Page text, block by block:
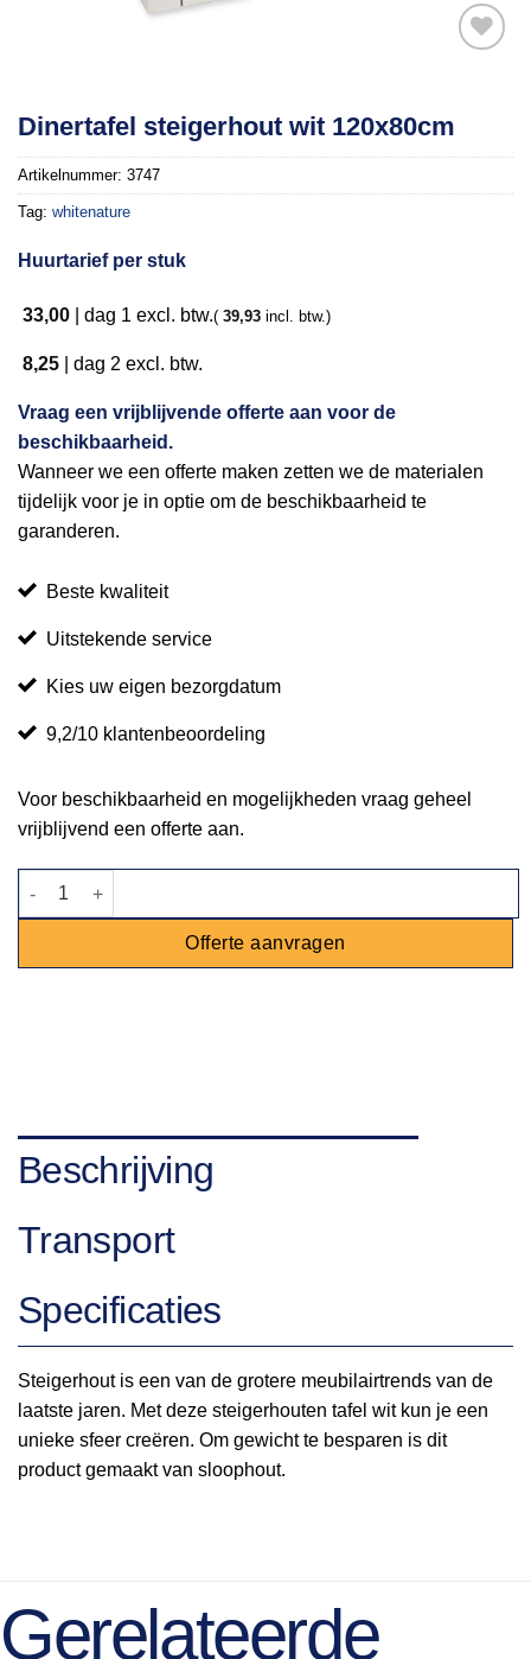
aan
verlanglijst
Dinertafel steigerhout wit 120x80cm
Artikelnummer: 3747
Tag: whitenature
Huurtarief per stuk
33,00 dag 1 excl. btw.( 39,93 incl. btw.)
8,25 dag 2 excl. btw.
Vraag een vrijblijvende offerte aan voor de
beschikbaarheid.
Wanneer we een offerte maken zetten we de materialen
tijdelijk voor je in optie om de beschikbaarheid te
garanderen.
Beste kwaliteit
Uitstekende service
Kies uw eigen bezorgdatum
9,2/10 klantenbeoordeling
Voor beschikbaarheid en mogelijkheden vraag geheel
vrijblijvend een offerte aan.
Dinertafel steigerhout wit 120x80cm aantal
Offerte aanvragen
Beschrijving
Transport
Specificaties
Steigerhout is een van de grotere meubilairtrends van de
laatste jaren. Met deze steigerhouten tafel wit kun je een
unieke sfeer creëren. Om gewicht te besparen is dit
product gemaakt van sloophout.
Gerelateerde